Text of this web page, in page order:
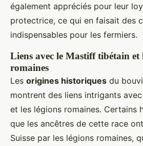
également appréciés pour leur
protectrice, ce qui en faisait des
indispensables pour les fermiers.
Liens avec le Mastiff tibétain et
romaines
Les origines historiques du
montrent des liens intrigants
et les légions romaines. Certains
que les ancêtres de cette race
Suisse par les légions romaines,